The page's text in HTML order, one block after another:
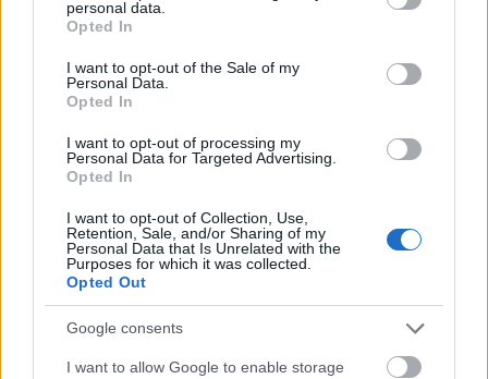
grant or deny consent to Google and its third-party tags to
use your data for below specified purposes in below Google
consent section.
personal data.
Opted In
I want to opt-out of the Sale of my
Personal Data.
Opted In
I want to opt-out of processing my
Personal Data for Targeted Advertising.
Opted In
I want to opt-out of Collection, Use,
Retention, Sale, and/or Sharing of my
Personal Data that Is Unrelated with the
Purposes for which it was collected.
Opted Out
Google consents
I want to allow Google to enable storage
δεύτερη τα476 χιλιόμετρα
χωρητικότητας 69 kWh.
Η κορυφαία έκδοση της γκάμας του Volvo EX30
είναι και η ταχύτερη σε επιτάχυνση σε σύγκριση
με όλα τα μοντέλα της Volvo, με το
να ολοκληρώνεται σε σε3,6 δευτερόλεπτα
Σε αυτή, η ισχύς φτάνει στους428 ίππους
ροπή τα 543 Nm, χάρη σε δύο ηλεκτρικούς
κινητήρες, που είναι τοποθετημένοι ένας στον
εμπρός και ένας στο πίσω άξονα. Η αυτονομία